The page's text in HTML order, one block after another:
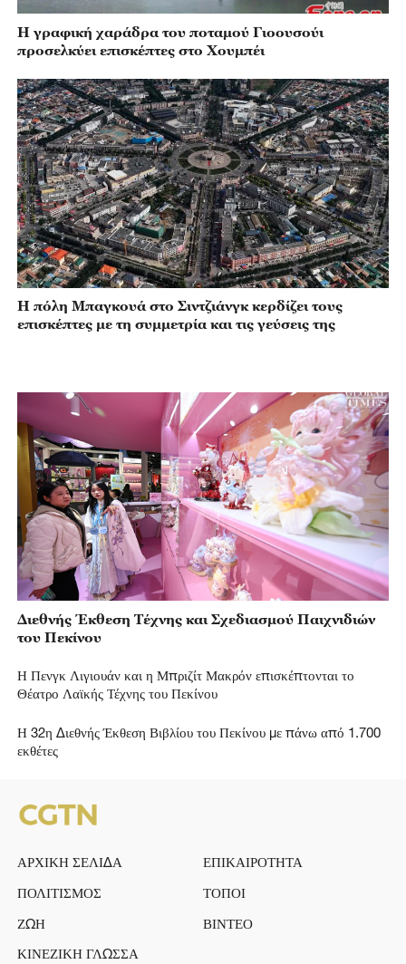
Η γραφική χαράδρα του ποταμού Γιοουσούι
προσελκύει επισκέπτες στο Χουμπέι
Η πόλη Μπαγκουά στο Σιντζιάνγκ κερδίζει τους
επισκέπτες με τη συμμετρία και τις γεύσεις της
Διεθνής Έκθεση Τέχνης και Σχεδιασμού Παιχνιδιών
του Πεκίνου
Η Πενγκ Λιγιουάν και η Μπριζίτ Μακρόν επισκέπτονται το
Θέατρο Λαϊκής Τέχνης του Πεκίνου
Η 32η Διεθνής Έκθεση Βιβλίου του Πεκίνου με πάνω από 1.700
εκθέτες
ΑΡΧΙΚΗ ΣΕΛΙΔΑ
ΕΠΙΚΑΙΡΟΤΗΤΑ
ΠΟΛΙΤΙΣΜΟΣ
ΤΟΠΟΙ
ΖΩΗ
ΒΙΝΤΕΟ
ΚΙΝΕΖΙΚΗ ΓΛΩΣΣΑ